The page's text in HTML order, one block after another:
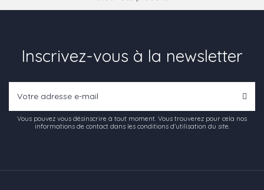
Inscrivez-vous à la newsletter
Vous pouvez vous désinscrire à tout moment. Vous trouverez pour cela nos
informations de contact dans les conditions d'utilisation du site.